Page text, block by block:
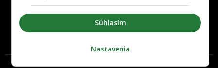
Inzercia Cenník
Súhlasím
Nastavenia